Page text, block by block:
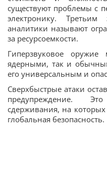
существуют проблемы с
электронику. Третьим
аналитики называют
за ресурсоемкости.
Гиперзвуковое
ядерными, так и
его универсальным и
Сверхбыстрые атаки
предупреждение.
сдерживания, на которых
глобальная безопасность.